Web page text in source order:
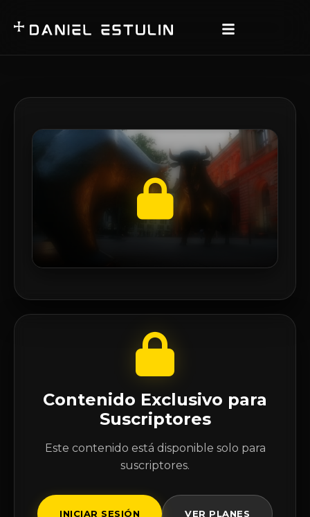
Contenido Exclusivo para
Suscriptores
Este contenido está disponible solo para
suscriptores.
INICIAR SESIÓN VER PLANES